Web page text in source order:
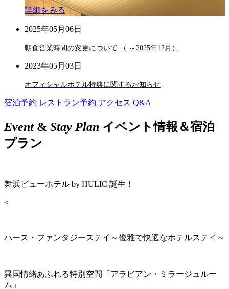
詳細をみる
2025年05月06日
朝食営業時間の変更について （ ～2025年12月）
2023年05月03日
オフィシャルホテル特典に関するお知らせ
宿泊予約 レストラン予約 アクセス Q&A
Event& Stay Plan イベント情報＆宿泊
プラン
舞浜ビューホテル by HULIC 誕生！
<
ハース・ファンタジーステイ～優雅で快適なホテルステイ～
異国情緒あふれる特別空間「アラビアン・ミラージュルー
ム」